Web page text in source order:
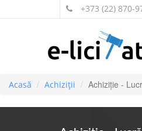
+373 (22) 870-
Acasă Achiziții Achiziție -